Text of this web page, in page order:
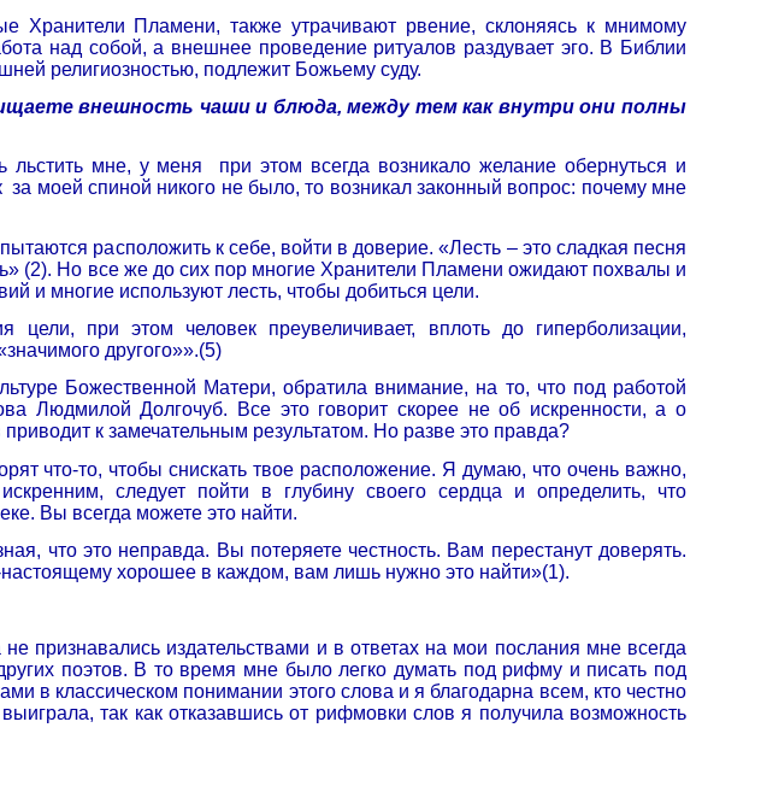
Хранители Пламени, также утрачивают рвение, склоняясь к мнимому
над собой, а внешнее проведение ритуалов раздувает эго. В Библии
религиозностью, подлежит Божьему суду.
внешность чаши и блюда, между тем как внутри они полны
льстить мне, у меня
при этом всегда возникало желание обернуться и
за моей спиной никого не было, то возникал законный вопрос: почему мне
расположить к себе, войти в доверие. «Лесть – это сладкая песня
(2). Но все же до сих пор многие Хранители Пламени ожидают похвалы и
и многие используют лесть, чтобы добиться цели.
при этом человек преувеличивает, вплоть до гиперболизации,
другого»».(5)
Божественной Матери, обратила внимание, на то, что под работой
Людмилой Долгочуб. Все это говорит скорее не об искренности, а о
к замечательным результатом. Но разве это правда?
что-то, чтобы снискать твое расположение. Я думаю, что очень важно,
следует пойти в глубину своего сердца и определить, что
Вы всегда можете это найти.
что это неправда. Вы потеряете честность. Вам перестанут доверять.
хорошее в каждом, вам лишь нужно это найти»(1).
признавались издательствами и в ответах на мои послания мне всегда
поэтов. В то время мне было легко думать под рифму и писать под
в классическом понимании этого слова и я благодарна всем, кто честно
так как отказавшись от рифмовки слов я получила возможность